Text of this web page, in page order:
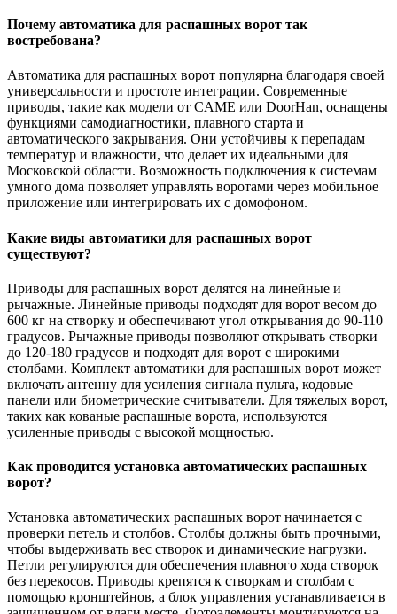
Почему автоматика для распашных ворот так
востребована?
Автоматика для распашных ворот популярна благодаря своей
универсальности и простоте интеграции. Современные
приводы, такие как модели от CAME или DoorHan, оснащены
функциями самодиагностики, плавного старта и
автоматического закрывания. Они устойчивы к перепадам
температур и влажности, что делает их идеальными для
Московской области. Возможность подключения к системам
умного дома позволяет управлять воротами через мобильное
приложение или интегрировать их с домофоном.
Какие виды автоматики для распашных ворот
существуют?
Приводы для распашных ворот делятся на линейные и
рычажные. Линейные приводы подходят для ворот весом до
600 кг на створку и обеспечивают угол открывания до 90-110
градусов. Рычажные приводы позволяют открывать створки
до 120-180 градусов и подходят для ворот с широкими
столбами. Комплект автоматики для распашных ворот может
включать антенну для усиления сигнала пульта, кодовые
панели или биометрические считыватели. Для тяжелых ворот,
таких как кованые распашные ворота, используются
усиленные приводы с высокой мощностью.
Как проводится установка автоматических распашных
ворот?
Установка автоматических распашных ворот начинается с
проверки петель и столбов. Столбы должны быть прочными,
чтобы выдерживать вес створок и динамические нагрузки.
Петли регулируются для обеспечения плавного хода створок
без перекосов. Приводы крепятся к створкам и столбам с
помощью кронштейнов, а блок управления устанавливается в